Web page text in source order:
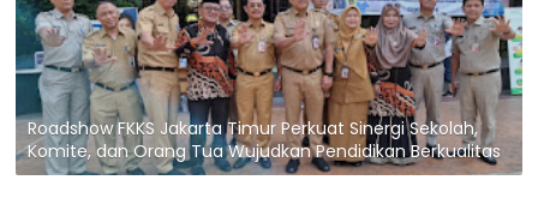
Roadshow FKKS Jakarta Timur Perkuat Sinergi Sekolah,
Komite, dan Orang Tua Wujudkan Pendidikan Berkualitas